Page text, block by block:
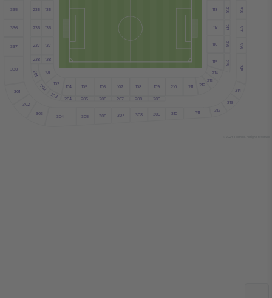
301
302
303
304 305 306 307 308 309 310 311 312
313
314
315
316
317
318
335
336
337
338
101
103
104 105 106 107 108 109
115
116
117
118
135
136
137
138
210 211 212
213
214
235
236
237
238
201
202
203 204 205 206 207 208 209
215
216
217
218